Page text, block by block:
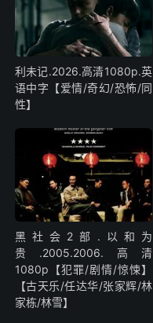
利未记.2026.高清1080p.英
语中字【爱情/奇幻/恐怖/同
性】
黑社会2部.以和为
贵.2005.2006.高清
1080p【犯罪/剧情/惊悚】
【古天乐/任达华/张家辉/林
家栋/林雪】